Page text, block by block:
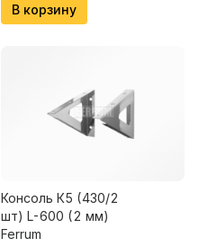
В корзину
Консоль К5 (430/2
шт) L-600 (2 мм)
Ferrum